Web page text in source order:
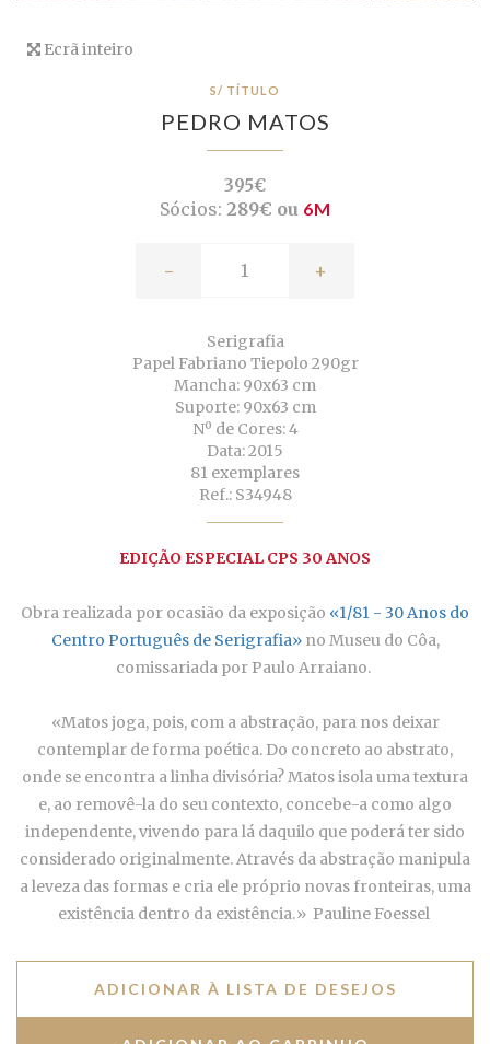
Ecrã inteiro
S/ TÍTULO
PEDRO MATOS
395€
Sócios: 289€ ou 6M
- +
Serigrafia
Papel Fabriano Tiepolo 290gr
Mancha: 90x63 cm
Suporte: 90x63 cm
Nº de Cores: 4
Data: 2015
81 exemplares
Ref.: S34948
EDIÇÃO ESPECIAL CPS 30 ANOS
Obra realizada por ocasião da exposição «1/81 - 30 Anos do
Centro Português de Serigrafia»no Museu do Côa,
comissariada por Paulo Arraiano.
«Matos joga, pois, com a abstração, para nos deixar
contemplar de forma poética. Do concreto ao abstrato,
onde se encontra a linha divisória? Matos isola uma textura
e, ao removê-la do seu contexto, concebe-a como algo
independente, vivendo para lá daquilo que poderá ter sido
considerado originalmente. Através da abstração manipula
a leveza das formas e cria ele próprio novas fronteiras, uma
existência dentro da existência.» Pauline Foessel
ADICIONAR À LISTA DE DESEJOS